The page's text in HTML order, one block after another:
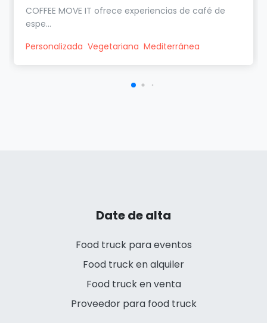
COFFEE MOVE IT ofrece experiencias de café de
espe...
Personalizada Vegetariana Mediterránea
Date de alta
Food truck para eventos
Food truck en alquiler
Food truck en venta
Proveedor para food truck